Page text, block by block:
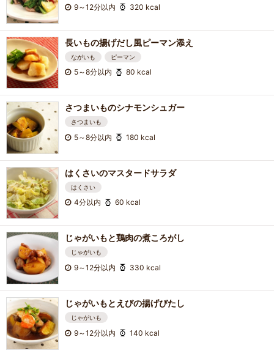
9～12分以内 320 kcal
長いもの揚げだし風ピーマン添え
ながいも ピーマン
5～8分以内 80 kcal
さつまいものシナモンシュガー
さつまいも
5～8分以内 180 kcal
はくさいのマスタードサラダ
はくさい
4分以内 60 kcal
じゃがいもと鶏肉の煮ころがし
じゃがいも
9～12分以内 330 kcal
じゃがいもとえびの揚げびたし
じゃがいも
9～12分以内 140 kcal